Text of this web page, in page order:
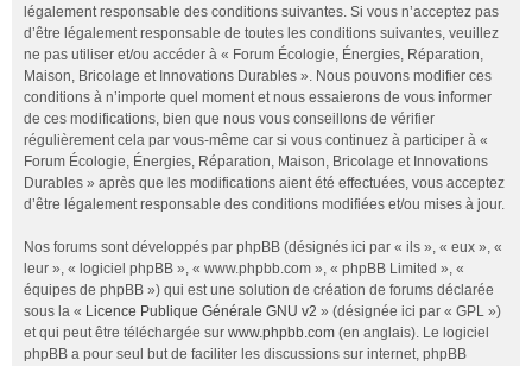
légalement responsable des conditions suivantes. Si vous n’acceptez pas
d’être légalement responsable de toutes les conditions suivantes, veuillez
ne pas utiliser et/ou accéder à « Forum Écologie, Énergies, Réparation,
Maison, Bricolage et Innovations Durables ». Nous pouvons modifier ces
conditions à n’importe quel moment et nous essaierons de vous informer
de ces modifications, bien que nous vous conseillons de vérifier
régulièrement cela par vous-même car si vous continuez à participer à «
Forum Écologie, Énergies, Réparation, Maison, Bricolage et Innovations
Durables » après que les modifications aient été effectuées, vous acceptez
d’être légalement responsable des conditions modifiées et/ou mises à jour.
Nos forums sont développés par phpBB (désignés ici par « ils », « eux », «
leur », « logiciel phpBB », « www.phpbb.com », « phpBB Limited », «
équipes de phpBB ») qui est une solution de création de forums déclarée
sous la « Licence Publique Générale GNU v2 » (désignée ici par « GPL »)
et qui peut être téléchargée sur www.phpbb.com (en anglais). Le logiciel
phpBB a pour seul but de faciliter les discussions sur internet, phpBB